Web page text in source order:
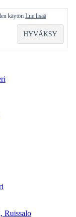
Ruissalo
käytön Lue lisää